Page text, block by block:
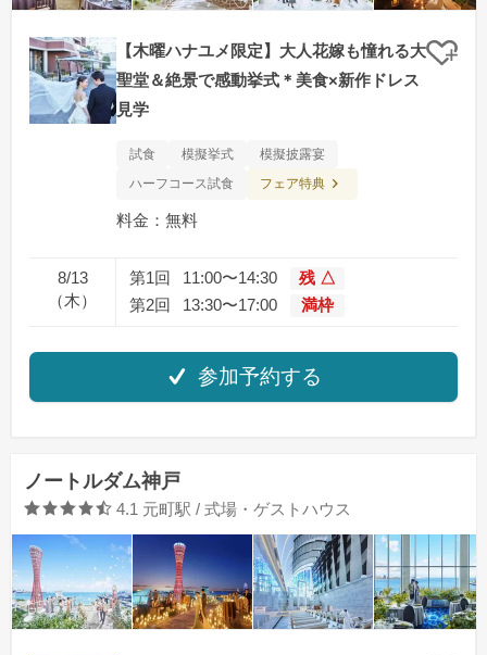
【木曜ハナユメ限定】大人花嫁も憧れる大
聖堂＆絶景で感動挙式＊美食×新作ドレス
見学
クリ
試食 模擬挙式
模擬披露宴
ハーフコース試食
フェア特典
料金：無料
8/13
（木）
第1回 11:00〜14:30
残 △
第2回
13:30〜17:00 満枠
参加予約する
ノートルダム神戸
口コミ評価
4.1 元町駅 / 式場・ゲストハウス